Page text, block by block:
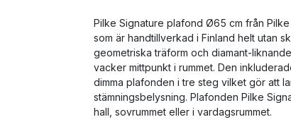
Pilke Signature plafond Ø65 cm från
som är handtillverkad i Finland helt utan
geometriska träform och diamant-
vacker mittpunkt i rummet. Den
dimma plafonden i tre steg vilket gör att
stämningsbelysning. Plafonden Pilke
hall, sovrummet eller i vardagsrummet.